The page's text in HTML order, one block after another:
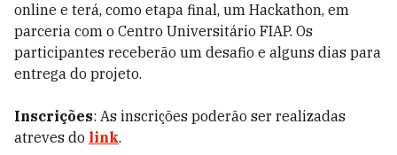
online e terá, como etapa final, um Hackathon, em
parceria com o Centro Universitário FIAP. Os
participantes receberão um desafio e alguns dias para
entrega do projeto.
Inscrições: As inscrições poderão ser realizadas
atreves do link.